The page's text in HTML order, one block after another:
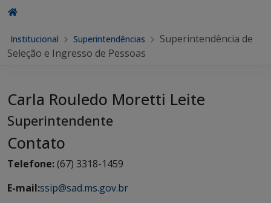
Institucional Superintendências
Superintendência de
Seleção e Ingresso de Pessoas
Carla Rouledo Moretti Leite
Superintendente
Contato
Telefone:(67) 3318-1459
E-mail:ssip@sad.ms.gov.br